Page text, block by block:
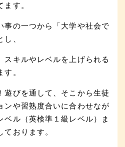
す。
事の一つから「大学や社会で
、
スキルやレベルを上げられる
。
遊びを通して、そこから生徒
ンや習熟度合いに合わせなが
ベル（英検準１級レベル）ま
おります。